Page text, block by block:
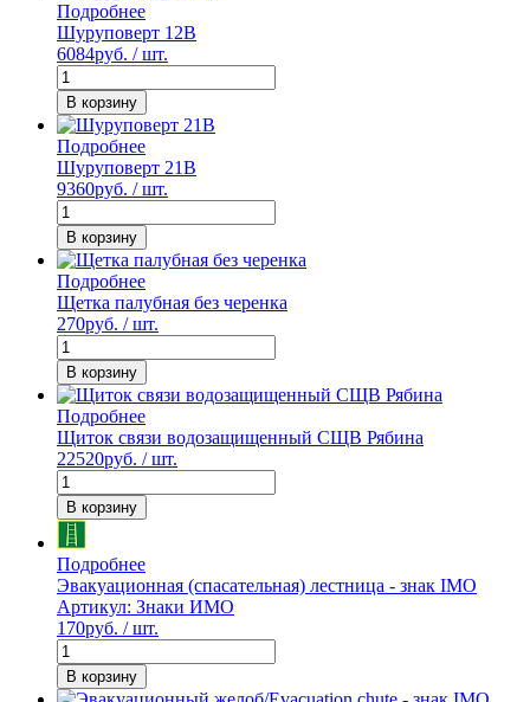
Подробнее
Шуруповерт 12В
6084руб. / шт.
В корзину
Подробнее
Шуруповерт 21В
9360руб. / шт.
В корзину
Подробнее
Щетка палубная без черенка
270руб. / шт.
В корзину
Подробнее
Щиток связи водозащищенный СЩВ Рябина
22520руб. / шт.
В корзину
Подробнее
Эвакуационная (спасательная) лестница - знак IMO
Артикул: Знаки ИМО
170руб. / шт.
В корзину